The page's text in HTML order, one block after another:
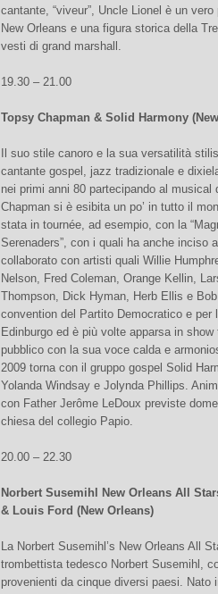
cantante, “viveur”, Uncle Lionel è un
New Orleans e una figura storica della
vesti di grand marshall.
19.30 – 21.00
Topsy Chapman & Solid Harmony
Il suo stile canoro e la sua versatilità
cantante gospel, jazz tradizionale e
nei primi anni 80 partecipando al musical
Chapman si è esibita un po’ in tutto il
stata in tournée, ad esempio, con la
Serenaders”, con i quali ha anche inciso
collaborato con artisti quali Willie
Nelson, Fred Coleman, Orange Kellin,
Thompson, Dick Hyman, Herb Ellis e
convention del Partito Democratico e
Edinburgo ed è più volte apparsa in
pubblico con la sua voce calda e
2009 torna con il gruppo gospel Solid
Yolanda Windsay e Jolynda Phillips.
con Father Jerôme LeDoux previste
chiesa del collegio Papio.
20.00 – 22.30
Norbert Susemihl New Orleans All
& Louis Ford (New Orleans)
La Norbert Susemihl’s New Orleans All
trombettista tedesco Norbert Susemihl,
provenienti da cinque diversi paesi. Nato